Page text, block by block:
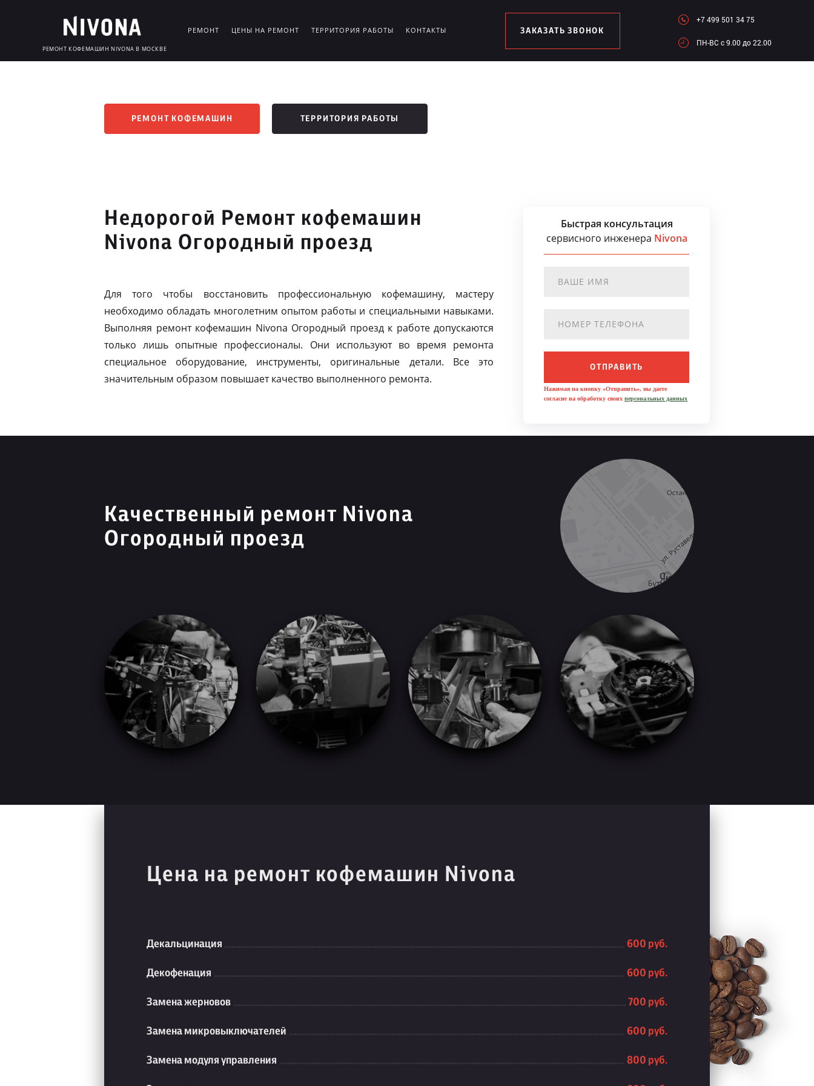
РЕМОНТ КОФЕМАШИН NIVONA В МОСКВЕ
РЕМОНТ ЦЕНЫ НА РЕМОНТ ТЕРРИТОРИЯ РАБОТЫ КОНТАКТЫ ЗАКАЗАТЬ ЗВОНОК
+7 499 501 34 75
ПН-ВC c 9.00 до 22.00
РЕМОНТ КОФЕМАШИН ТЕРРИТОРИЯ РАБОТЫ
Недорогой Ремонт кофемашин
Nivona Огородный проезд
Для того чтобы восстановить профессиональную кофемашину, мастеру
необходимо обладать многолетним опытом работы и специальными навыками.
Выполняя ремонт кофемашин Nivona Огородный проезд к работе допускаются
только лишь опытные профессионалы. Они используют во время ремонта
специальное оборудование, инструменты, оригинальные детали. Все это
значительным образом повышает качество выполненного ремонта.
Быстрая консультация
сервисного инженера Nivona
ОТПРАВИТЬ
Нажимая на кнопку «Отправить», вы даете
согласие на обработку своих персональных данных
Качественный ремонт Nivona
Огородный проезд
Цена на ремонт кофемашин Nivona
Декальцинация 600 руб.
Декофенация 600 руб.
Замена жерновов 700 руб.
Замена микровыключателей 600 руб.
Замена модуля управления 800 руб.